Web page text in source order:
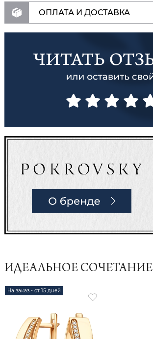
ОПЛАТА И ДОСТАВКА
ИДЕАЛЬНОЕ СОЧЕТАНИЕ
На заказ - от 15 дней